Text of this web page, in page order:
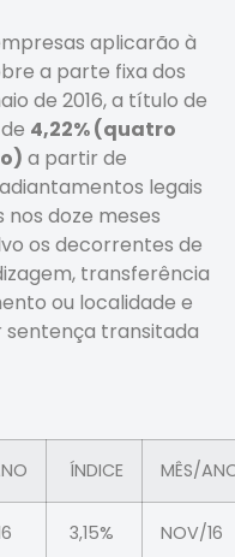
aplicarão à
a parte fixa dos
de 2016, a título de
4,22% (quatro
a partir de
legais
doze meses
os decorrentes de
transferência
ou localidade e
transitada
ÍNDICE MÊS/
3,15% NOV/16